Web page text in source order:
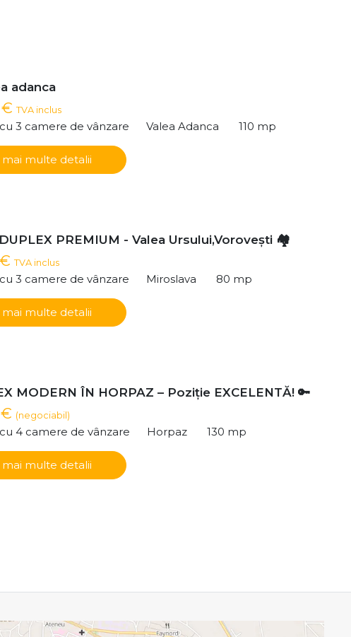
adanca
€ TVA inclus
cu 3 camere de vânzare Valea Adanca 110 mp
mai multe detalii
PREMIUM - Valea Ursului,Voroveşti 🏘️
TVA inclus
cu 3 camere de vânzare Miroslava 80 mp
mai multe detalii
MODERN ÎN HORPAZ – Poziție EXCELENTĂ! 🔑
(negociabil)
cu 4 camere de vânzare Horpaz 130 mp
mai multe detalii